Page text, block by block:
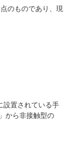
のものであり、現
設置されている手
から非接触型の